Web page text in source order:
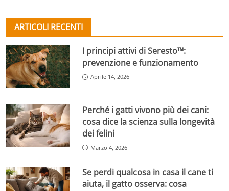
ARTICOLI RECENTI
I principi attivi di Seresto™:
prevenzione e funzionamento
Aprile 14, 2026
Perché i gatti vivono più dei cani:
cosa dice la scienza sulla longevità
dei felini
Marzo 4, 2026
Se perdi qualcosa in casa il cane ti
aiuta, il gatto osserva: cosa